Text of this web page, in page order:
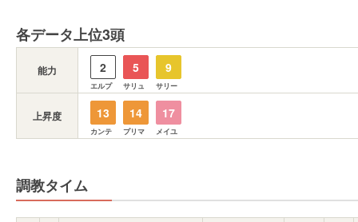
各データ上位3頭
能力 2
エルプ
5
サリュ
9
サリー
上昇度 13
カンテ
14
プリマ
17
メイユ
調教タイム